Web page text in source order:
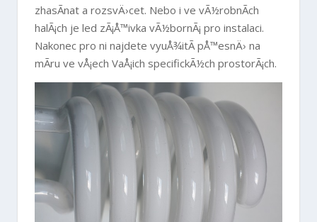
zhasÃ­nat a rozsvÄ›cet. Nebo i ve vÃ½robnÃ­ch
halÃ¡ch je led zÃ¡Å™ivka vÃ½bornÃ¡ pro instalaci.
Nakonec pro ni najdete vyuÅ¾itÃ­ pÅ™esnÄ› na
mÃ­ru ve vÅ¡ech VaÅ¡ich specifickÃ½ch prostorÃ¡ch.